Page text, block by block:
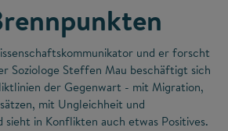
und er forscht
Soziologe Steffen Mau beschäftigt sich
der Gegenwart - mit Migration,
mit Ungleichheit und
in Konflikten auch etwas Positives.